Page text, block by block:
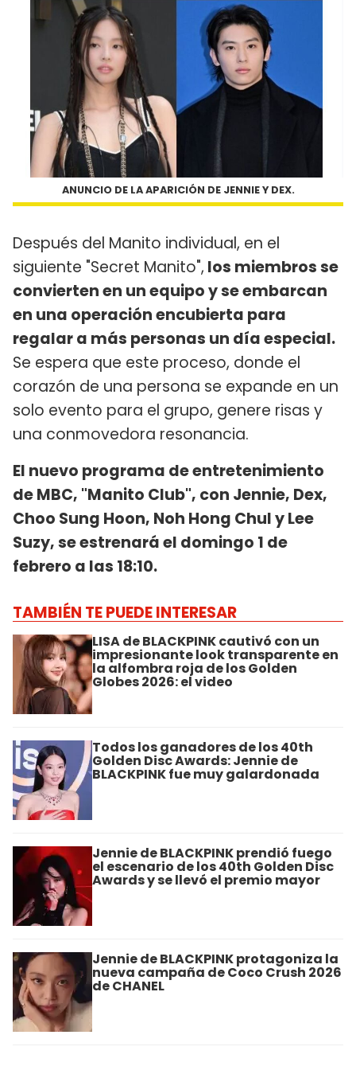
ANUNCIO DE LA APARICIÓN DE JENNIE Y DEX.
Después del Manito individual, en el
siguiente "Secret Manito", los miembros se
convierten en un equipo y se embarcan
en una operación encubierta para
regalar a más personas un día especial.
Se espera que este proceso, donde el
corazón de una persona se expande en un
solo evento para el grupo, genere risas y
una conmovedora resonancia.
El nuevo programa de entretenimiento
de MBC, "Manito Club", con Jennie, Dex,
Choo Sung Hoon, Noh Hong Chul y Lee
Suzy, se estrenará el domingo 1 de
febrero a las 18:10.
TAMBIÉN TE PUEDE INTERESAR
LISA de BLACKPINK cautivó con un
impresionante look transparente en
la alfombra roja de los Golden
Globes 2026: el video
Todos los ganadores de los 40th
Golden Disc Awards: Jennie de
BLACKPINK fue muy galardonada
Jennie de BLACKPINK prendió fuego
el escenario de los 40th Golden Disc
Awards y se llevó el premio mayor
Jennie de BLACKPINK protagoniza la
nueva campaña de Coco Crush 2026
de CHANEL